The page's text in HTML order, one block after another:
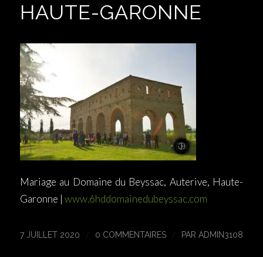
HAUTE-GARONNE
Mariage au Domaine du Beyssac, Auterive, Haute-
Garonne | www.6hddomainedubeyssac.com
7 JUILLET 2020 / 0 COMMENTAIRES / PAR ADMIN3108